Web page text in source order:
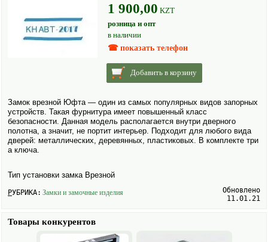
1 900,00 KZT
розница и опт
в наличии
☎ показать телефон
Добавить в корзину
Замок врезной Юфта — один из самых популярных видов запорных
устройств. Такая фурнитура имеет повышенный класс
безопасности. Данная модель располагается внутри дверного
полотна, а значит, не портит интерьер. Подходит для любого вида
дверей: металлических, деревянных, пластиковых. В комплекте три
а ключа.
Тип установки замка Врезной
РУБРИКА: Замки и замочные изделия
Обновлено
11.01.21
Товары конкурентов